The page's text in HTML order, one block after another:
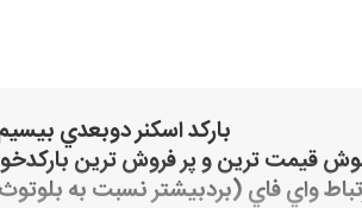
باركد اسكنر دوبعدي
قيمت ترين و پر فروش ترين
واي فاي (بردبيشتر نسبت به